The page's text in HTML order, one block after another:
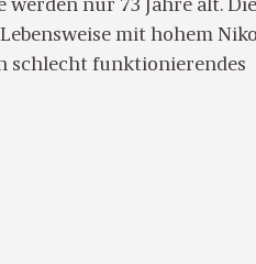
werden nur 73 Jahre alt.
mit hohem
schlecht funktionierendes